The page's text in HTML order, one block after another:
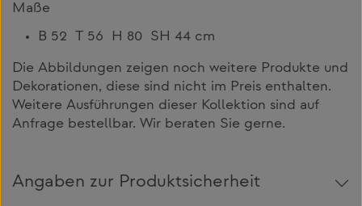
Maße
B 52 T 56 H 80 SH 44 cm
Die Abbildungen zeigen noch weitere Produkte und
Dekorationen, diese sind nicht im Preis enthalten.
Weitere Ausführungen dieser Kollektion sind auf
Anfrage bestellbar. Wir beraten Sie gerne.
Angaben zur Produktsicherheit